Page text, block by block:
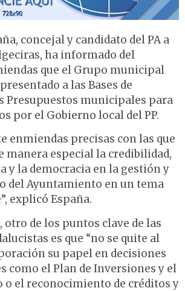
concejal y candidato del PA a
ha informado del
que el Grupo municipal
a las Bases de
Presupuestos municipales para
por el Gobierno local del PP.
enmiendas precisas con las que
manera especial la credibilidad,
y la democracia en la gestión y
del Ayuntamiento en un tema
explicó España.
otro de los puntos clave de las
es que “no se quite al
su papel en decisiones
como el Plan de Inversiones y el
o el reconocimiento de créditos y